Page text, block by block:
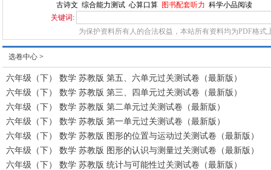
古诗文 综合能力测试 心算口算 图书配套听力 科学小品阅读
关键词:
为保护资料所有人的合法权益，本站所有资料均为PDF格式
选卷中心 >
六年级（下） 数学 苏教版 第五、六单元过关测试卷（最新版）
六年级（下） 数学 苏教版 第三、四单元过关测试卷（最新版）
六年级（下） 数学 苏教版 第二单元过关测试卷（最新版）
六年级（下） 数学 苏教版 第一单元过关测试卷（最新版）
六年级（下） 数学 苏教版 图形的位置与运动过关测试卷（最新版）
六年级（下） 数学 苏教版 图形的认识与测量过关测试卷（最新版）
六年级（下） 数学 苏教版 统计与可能性过关测试卷（最新版）